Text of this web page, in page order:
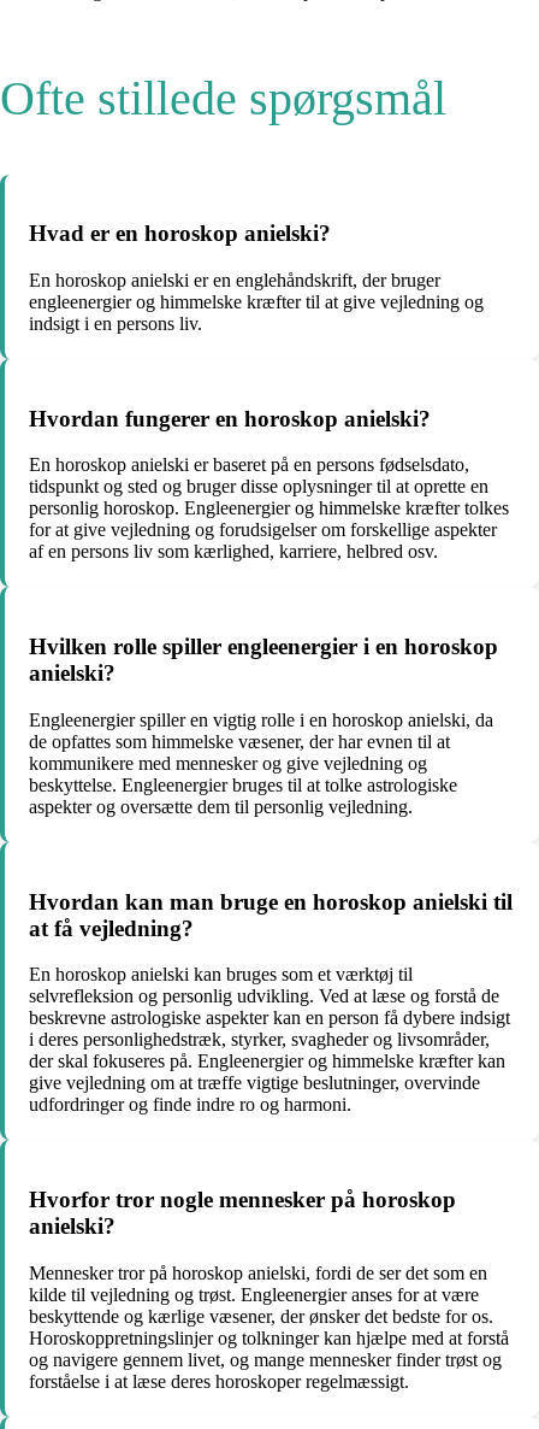
Ofte stillede spørgsmål
Hvad er en horoskop anielski?
En horoskop anielski er en englehåndskrift, der bruger
engleenergier og himmelske kræfter til at give vejledning og
indsigt i en persons liv.
Hvordan fungerer en horoskop anielski?
En horoskop anielski er baseret på en persons fødselsdato,
tidspunkt og sted og bruger disse oplysninger til at oprette en
personlig horoskop. Engleenergier og himmelske kræfter tolkes
for at give vejledning og forudsigelser om forskellige aspekter
af en persons liv som kærlighed, karriere, helbred osv.
Hvilken rolle spiller engleenergier i en horoskop
anielski?
Engleenergier spiller en vigtig rolle i en horoskop anielski, da
de opfattes som himmelske væsener, der har evnen til at
kommunikere med mennesker og give vejledning og
beskyttelse. Engleenergier bruges til at tolke astrologiske
aspekter og oversætte dem til personlig vejledning.
Hvordan kan man bruge en horoskop anielski til
at få vejledning?
En horoskop anielski kan bruges som et værktøj til
selvrefleksion og personlig udvikling. Ved at læse og forstå de
beskrevne astrologiske aspekter kan en person få dybere indsigt
i deres personlighedstræk, styrker, svagheder og livsområder,
der skal fokuseres på. Engleenergier og himmelske kræfter kan
give vejledning om at træffe vigtige beslutninger, overvinde
udfordringer og finde indre ro og harmoni.
Hvorfor tror nogle mennesker på horoskop
anielski?
Mennesker tror på horoskop anielski, fordi de ser det som en
kilde til vejledning og trøst. Engleenergier anses for at være
beskyttende og kærlige væsener, der ønsker det bedste for os.
Horoskoppretningslinjer og tolkninger kan hjælpe med at forstå
og navigere gennem livet, og mange mennesker finder trøst og
forståelse i at læse deres horoskoper regelmæssigt.